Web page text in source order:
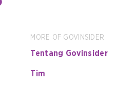
MORE OF GOVINSIDER
Tentang Govinsider
Tim